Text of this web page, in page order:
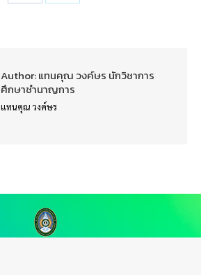
Share
Share
Author:แทนคุณ วงค์ษร นักวิชาการ
ศึกษาชำนาญการ
แทนคุณ วงค์ษร